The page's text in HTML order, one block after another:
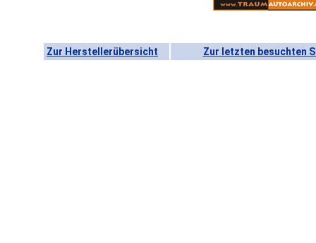
Zur Herstellerübersicht Zur letzten besuchten